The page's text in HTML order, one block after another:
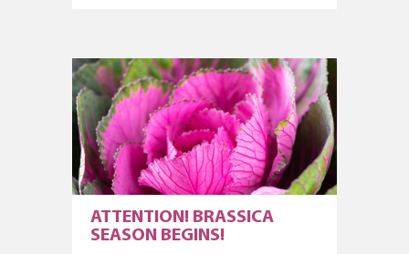
ATTENTION! BRASSICA
SEASON BEGINS!